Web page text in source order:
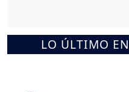
LO ÚLTIMO